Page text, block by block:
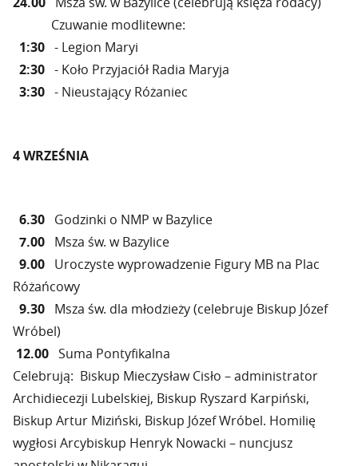
Czuwanie modlitewne:
1:30 - Legion Maryi
2:30 - Koło Przyjaciół Radia Maryja
3:30 - Nieustający Różaniec
4 WRZEŚNIA
6.30 Godzinki o NMP w Bazylice
7.00 Msza św. w Bazylice
9.00 Uroczyste wyprowadzenie Figury MB na Plac
Różańcowy
9.30 Msza św. dla młodzieży (celebruje Biskup Józef
Wróbel)
12.00 Suma Pontyfikalna
Celebrują: Biskup Mieczysław Cisło – administrator
Archidiecezji Lubelskiej, Biskup Ryszard Karpiński,
Biskup Artur Miziński, Biskup Józef Wróbel. Homilię
wygłosi Arcybiskup Henryk Nowacki – nuncjusz